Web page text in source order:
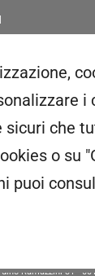
31 -
i
sicuri che
o su
puoi